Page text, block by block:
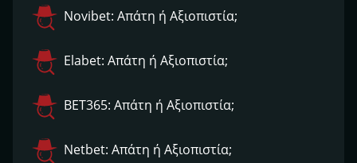
Novibet: Απάτη ή Αξιοπιστία;
Elabet: Απάτη ή Αξιοπιστία;
ΒΕΤ365: Απάτη ή Αξιοπιστία;
Netbet: Απάτη ή Αξιοπιστία;